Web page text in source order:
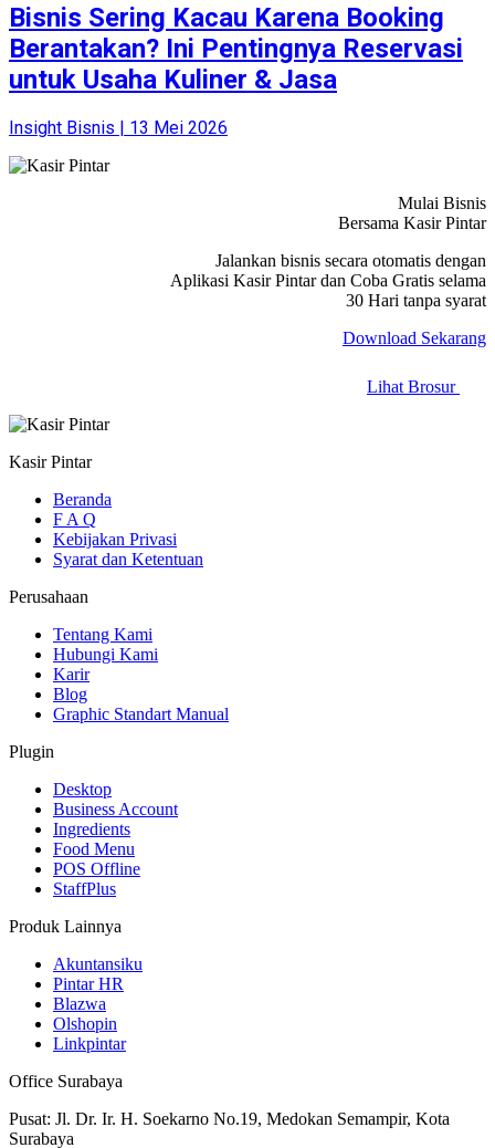
Bisnis Sering Kacau Karena Booking
Berantakan? Ini Pentingnya Reservasi
untuk Usaha Kuliner & Jasa
Insight Bisnis | 13 Mei 2026
Mulai Bisnis
Bersama Kasir Pintar
Jalankan bisnis secara otomatis dengan
Aplikasi Kasir Pintar dan Coba Gratis selama
30 Hari tanpa syarat
Download Sekarang
Lihat Brosur
Kasir Pintar
Beranda
F A Q
Kebijakan Privasi
Syarat dan Ketentuan
Perusahaan
Tentang Kami
Hubungi Kami
Karir
Blog
Graphic Standart Manual
Plugin
Desktop
Business Account
Ingredients
Food Menu
POS Offline
StaffPlus
Produk Lainnya
Akuntansiku
Pintar HR
Blazwa
Olshopin
Linkpintar
Office Surabaya
Pusat: Jl. Dr. Ir. H. Soekarno No.19, Medokan Semampir, Kota
Surabaya